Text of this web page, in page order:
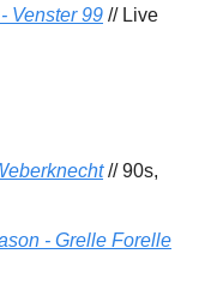
Venster 99 // Live
// 90s,
- Grelle Forelle